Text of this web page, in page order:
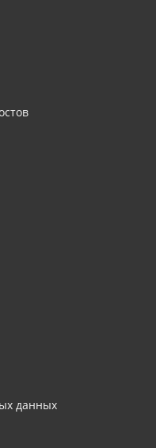
данных